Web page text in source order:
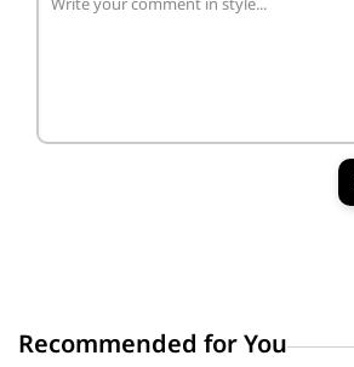
Recommended for You